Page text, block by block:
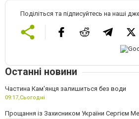
Поділіться та підписуйтесь на наші
Останні новини
Частина Кам'янця залишиться без води
09:17,Сьогодні
Прощання із Захисником України Сергієм